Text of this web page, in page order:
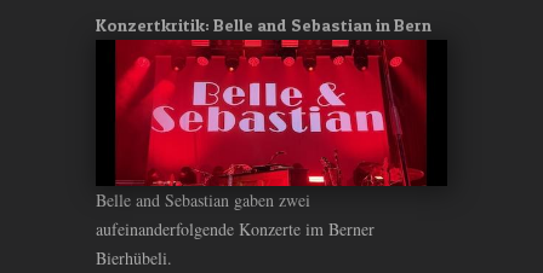
Konzertkritik: Belle and Sebastian in Bern
Belle and Sebastian gaben zwei
aufeinanderfolgende Konzerte im Berner
Bierhübeli.